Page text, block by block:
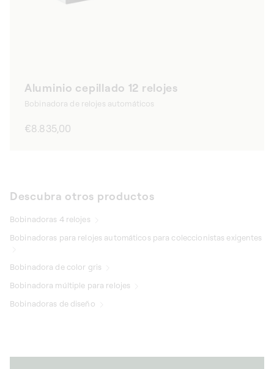
Aluminio cepillado 12 relojes
Bobinadora de relojes automáticos
Precio
€8.835,00
Descubra otros productos
Bobinadoras 4 relojes
Bobinadoras para relojes automáticos para coleccionistas exigentes
Bobinadora de color gris
Bobinadora múltiple para relojes
Bobinadoras de diseño